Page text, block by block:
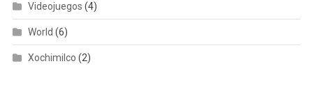
Videojuegos (4)
World (6)
Xochimilco (2)